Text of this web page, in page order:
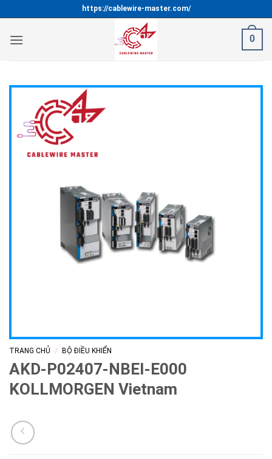
qua
nội
https://cablewire-master.com/
0
TRANG CHỦ / BỘ ĐIỀU KHIỂN
AKD-P02407-NBEI-E000
KOLLMORGEN Vietnam